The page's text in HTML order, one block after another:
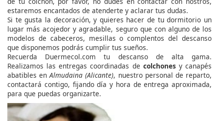
estaremos encantados de atenderte y aclarar tus dudas.
Si te gusta la decoración, y quieres hacer de tu dormitorio un
lugar más acojedor y agradable, seguro que con alguno de los
modelos de cabeceros, mesillas o complentos del descanso
que disponemos podrás cumplir tus sueños.
Recuerda Duermecol.com tu descanso de alta gama.
Realizamos las entregas coordinadas de colchonesy canapés
abatibles enAlmudaina (Alicante), nuestro personal de reparto,
contactará contigo, fijando día y hora de entrega aproximada,
para que puedas organizarte.